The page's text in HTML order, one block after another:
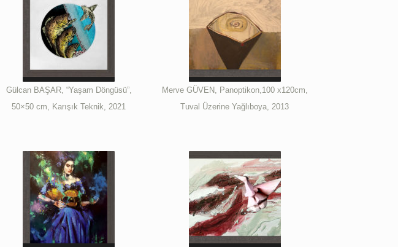
Gülcan BAŞAR, “Yaşam Döngüsü”,
50×50 cm, Karışık Teknik, 2021
Merve GÜVEN, Panoptikon,100 x120cm,
Tuval Üzerine Yağlıboya, 2013